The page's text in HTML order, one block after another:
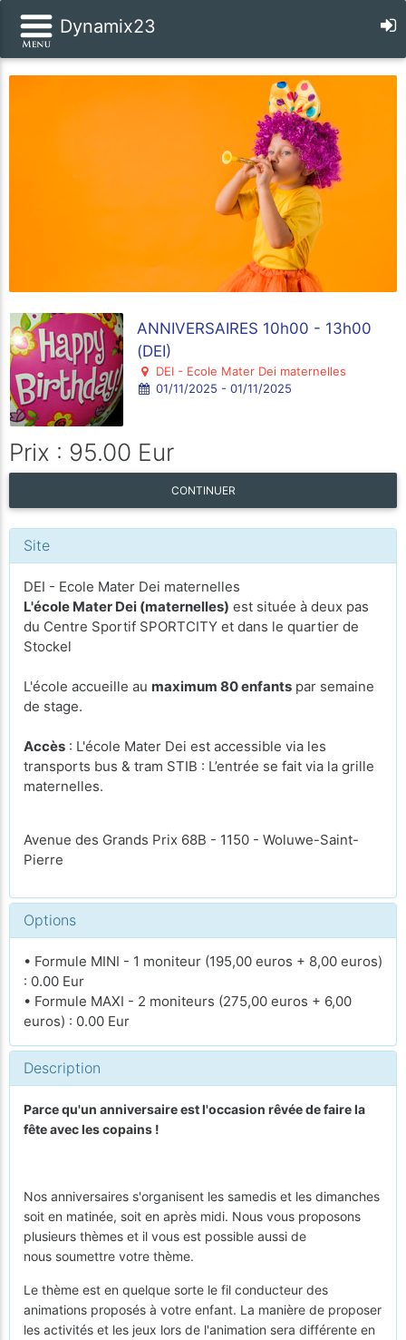
Dynamix23
ANNIVERSAIRES 10h00 - 13h00
(DEI)
DEI - Ecole Mater Dei maternelles
01/11/2025 - 01/11/2025
Prix : 95.00 Eur
CONTINUER
Site
DEI - Ecole Mater Dei maternelles
L'école Mater Dei (maternelles) est située à deux pas
du Centre Sportif SPORTCITY et dans le quartier de
Stockel
L'école accueille au maximum 80 enfants par semaine
de stage.
Accès : L'école Mater Dei est accessible via les
transports bus & tram STIB : L’entrée se fait via la grille
maternelles.
Avenue des Grands Prix 68B - 1150 - Woluwe-Saint-
Pierre
Options
• Formule MINI - 1 moniteur (195,00 euros + 8,00 euros)
: 0.00 Eur
• Formule MAXI - 2 moniteurs (275,00 euros + 6,00
euros) : 0.00 Eur
Description
Parce qu'un anniversaire est l'occasion rêvée de faire la
fête avec les copains !
Nos anniversaires s'organisent les samedis et les dimanches
soit en matinée, soit en après midi. Nous vous proposons
plusieurs thèmes et il vous est possible aussi de
nous soumettre votre thème.
Le thème est en quelque sorte le fil conducteur des
animations proposés à votre enfant. La manière de proposer
les activités et les jeux lors de l'animation sera différente en